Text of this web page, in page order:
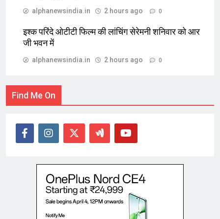
alphanewsindia.in 2 hours ago 0
इश्क परिंदे ओटीटी फिल्म की लांचिंग सेरेमनी शनिवार को आर
जी भवन में
alphanewsindia.in 2 hours ago 0
Find Me On